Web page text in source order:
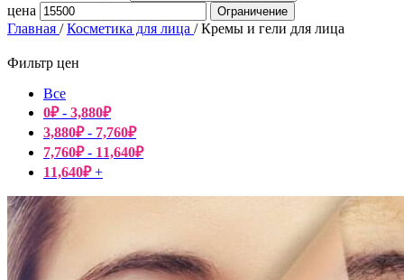
цена
Ограничение
Главная / Косметика для лица / Кремы и гели для лица
Фильтр цен
Все
0₽- 3,880₽
3,880₽- 7,760₽
7,760₽- 11,640₽
11,640₽+